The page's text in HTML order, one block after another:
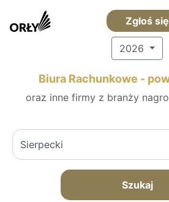
Zgłoś się
2026
Biura Rachunkowe -
oraz inne firmy z branży
Szukaj